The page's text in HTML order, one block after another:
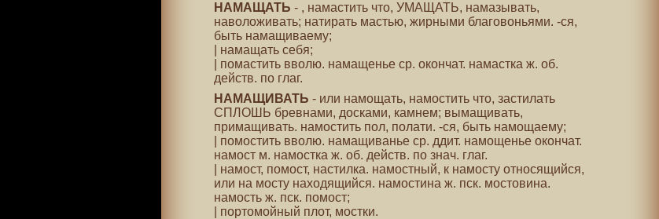
НАМАЩАТЬ - , намастить что, УМАЩАТЬ, намазывать,
наволоживать; натирать мастью, жирными благовоньями. -ся,
быть намащиваему;
| намащать себя;
| помастить вволю. намащенье ср. окончат. намастка ж. об.
действ. по глаг.
НАМАЩИВАТЬ - или намощать, намостить что, застилать
СПЛОШЬ бревнами, досками, камнем; вымащивать,
примащивать. намостить пол, полати. -ся, быть намощаему;
| помостить вволю. намащиванье ср. ддит. намощенье окончат.
намост м. намостка ж. об. действ. по знач. глаг.
| намост, помост, настилка. намостный, к намосту относящийся,
или на мосту находящийся. намостина ж. пск. мостовина.
намость ж. пск. помост;
| портомойный плот, мостки.